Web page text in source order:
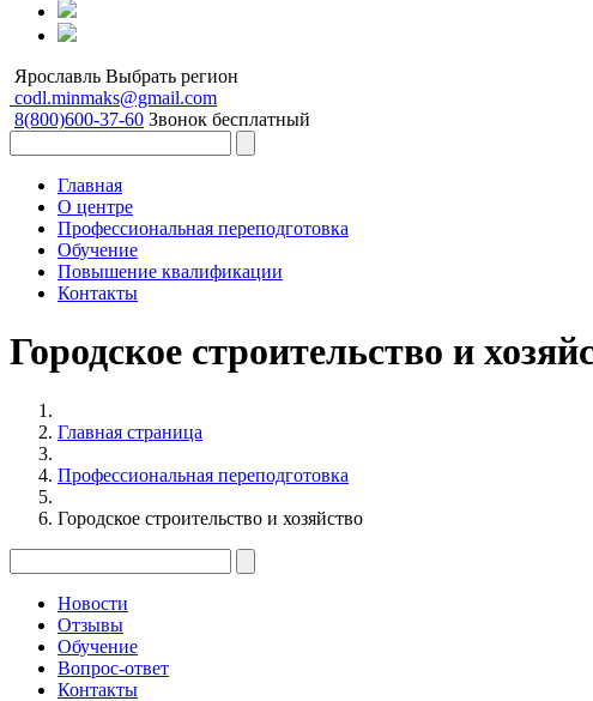
Ярославль Выбрать регион
codl.minmaks@gmail.com
8(800)600-37-60 Звонок бесплатный
Главная
О центре
Профессиональная переподготовка
Обучение
Повышение квалификации
Контакты
Городское строительство и
Главная страница
Профессиональная переподготовка
Городское строительство и хозяйство
Новости
Отзывы
Обучение
Вопрос-ответ
Контакты